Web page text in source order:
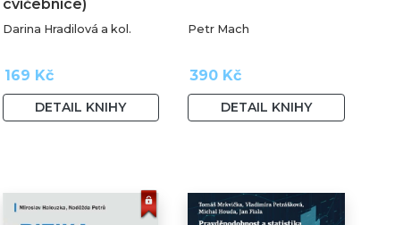
cvičebnice)
Darina Hradilová a kol.
169 Kč
DETAIL KNIHY
Petr Mach
390 Kč
DETAIL KNIHY